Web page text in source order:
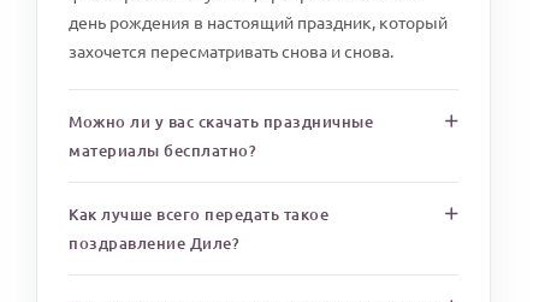
день рождения в настоящий праздник, который
захочется пересматривать снова и снова.
Можно ли у вас скачать праздничные
материалы бесплатно?
Как лучше всего передать такое
поздравление Диле?